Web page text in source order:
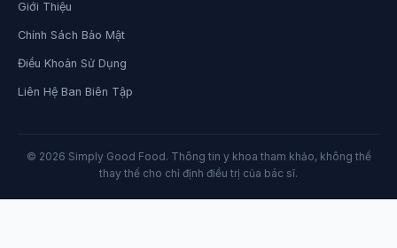
Giới Thiệu
Chính Sách Bảo Mật
Điều Khoản Sử Dụng
Liên Hệ Ban Biên Tập
© 2026 Simply Good Food. Thông tin y khoa tham khảo, không thể
thay thế cho chỉ định điều trị của bác sĩ.